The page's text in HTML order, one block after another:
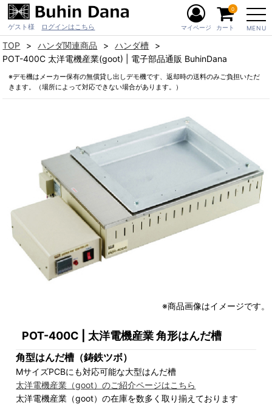
ゲスト様 ログインはこちら MENU
マイページ カート
0
TOP ハンダ関連商品
ハンダ槽
POT-400C 太洋電機産業(goot) | 電子部品通販 BuhinDana
※デモ機はメーカー保有の無償貸し出しデモ機です、返却時の送料のみご負担いただ
きます。（場所によって対応できない場合があります。）
※商品画像はイメージです。
POT-400C | 太洋電機産業 角形はんだ槽
角型はんだ槽（鋳鉄ツボ）
MサイズPCBにも対応可能な大型はんだ槽
太洋電機産業（goot）のご紹介ページはこちら
太洋電機産業（goot）の在庫を数多く取り揃えております